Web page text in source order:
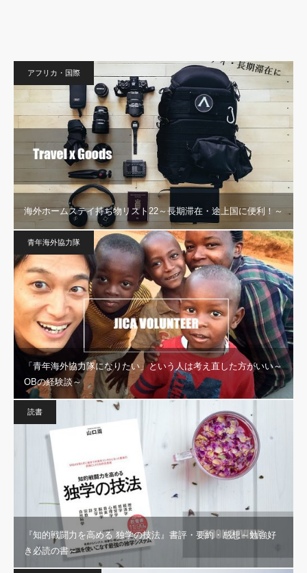
アフリカ・国際
海外ホームステイ持ち物リスト22～長期滞在・途上国に便利！～
青年海外協力隊
「青年海外協力隊になりたい」という人は考え直した方がいい～
OBの経験談～
読書
『知的戦闘力を高める 独学の技法』書評・要約・感想～勉強好
き必読の書～